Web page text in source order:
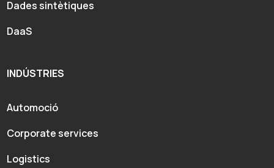
Dades sintètiques
DaaS
INDÚSTRIES
Automoció
Corporate services
Logistics